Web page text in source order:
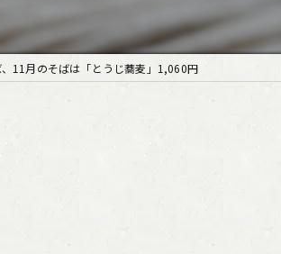
11月のそばは「とうじ蕎麦」1,060円